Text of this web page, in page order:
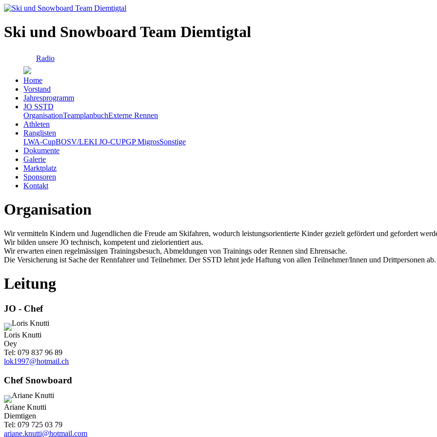
Ski und Snowboard Team Diemtigtal
Radio
Home
Vorstand
Jahresprogramm
JO SSTD
OrganisationTeamplanbuchExterne Rennen
Athleten
Ranglisten
LWA-CupBOSV/LEKI JO-CUPGP MigrosSonstige
Dokumente
Galerie
Marktplatz
Sponsoren
Kontakt
Organisation
Wir vermitteln Kindern und Jugendlichen die Freude am Skifahren, wodurch leistungsorientierte Kinder gezielt gefördert und gefordert
Wir bilden unsere JO technisch, kompetent und zielorientiert aus.
Wir erwarten einen regelmässigen Trainingsbesuch, Abmeldungen von Trainings oder Rennen sind Ehrensache.
Die Versicherung ist Sache der Rennfahrer und Teilnehmer. Der SSTD lehnt jede Haftung von allen Teilnehmer/Innen und Drittpersonen ab.
Leitung
JO - Chef
Loris Knutti
Oey
Tel: 079 837 96 89
lok1997@hotmail.ch
Chef Snowboard
Ariane Knutti
Diemtigen
Tel: 079 725 03 79
ariane.knutti@hotmail.com